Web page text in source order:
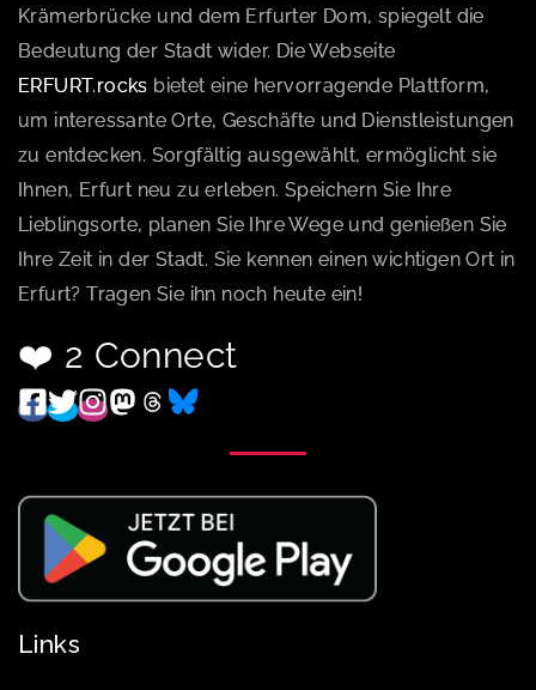
Krämerbrücke und dem Erfurter Dom, spiegelt die
Bedeutung der Stadt wider. Die Webseite
ERFURT.rocks bietet eine hervorragende Plattform,
um interessante Orte, Geschäfte und Dienstleistungen
zu entdecken. Sorgfältig ausgewählt, ermöglicht sie
Ihnen, Erfurt neu zu erleben. Speichern Sie Ihre
Lieblingsorte, planen Sie Ihre Wege und genießen Sie
Ihre Zeit in der Stadt. Sie kennen einen wichtigen Ort in
Erfurt? Tragen Sie ihn noch heute ein!
❤️ 2 Connect
Links